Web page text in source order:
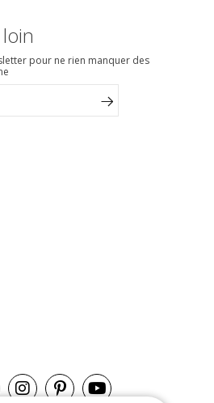
pour ne rien manquer des